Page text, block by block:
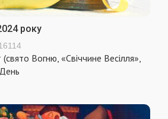
року
Вогню, «Свіччине Весілля»,